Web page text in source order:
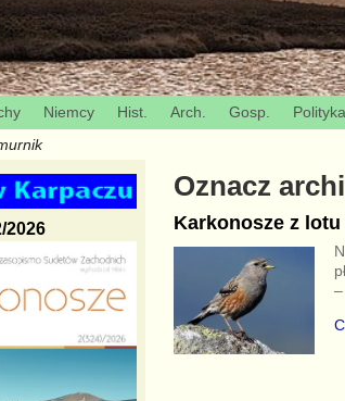
Niemcy Hist. Arch. Gosp. Polityka
Oznacz
Karkonosze z lotu
2026